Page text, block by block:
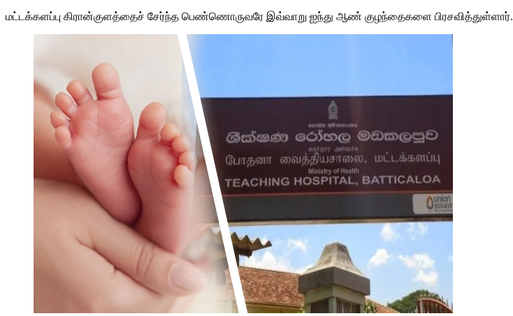
மட்டக்களப்பு கிரான்குளத்தைச் சேர்ந்த பெண்ணொருவரே இவ்வாறு ஐந்து ஆண் குழந்தைகளை பிரசவித்துள்ளார்.